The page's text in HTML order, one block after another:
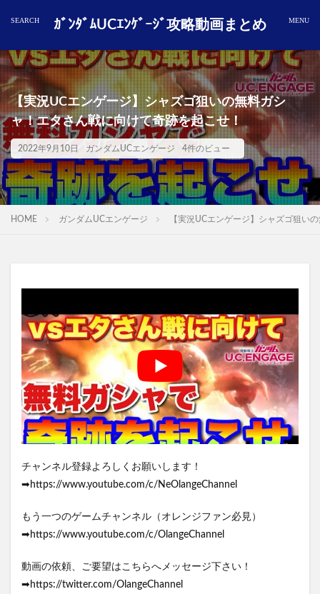
ｶﾞﾝﾀﾞﾑUCｴﾝｹﾞｰｼﾞ攻略動画まとめ
【実況UCエンゲージ】シャズゴ狙いの無料ガシ
ャ！エタさん戦に向けて奇跡を起こせ！
2022年9月10日 ガンダムUCエンゲージ 4件のビュー
HOME ガンダムUCエンゲージ 【実況UCエンゲージ】シャズゴ狙い
チャンネル登録よろしくお願いします！
➡https://www.youtube.com/c/NeOlangeChannel
もう一つのゲームチャンネル（オレンジファン必見）
➡https://www.youtube.com/c/OlangeChannel
動画の依頼、ご要望はこちらへメッセージ下さい！
➡https://twitter.com/OlangeChannel